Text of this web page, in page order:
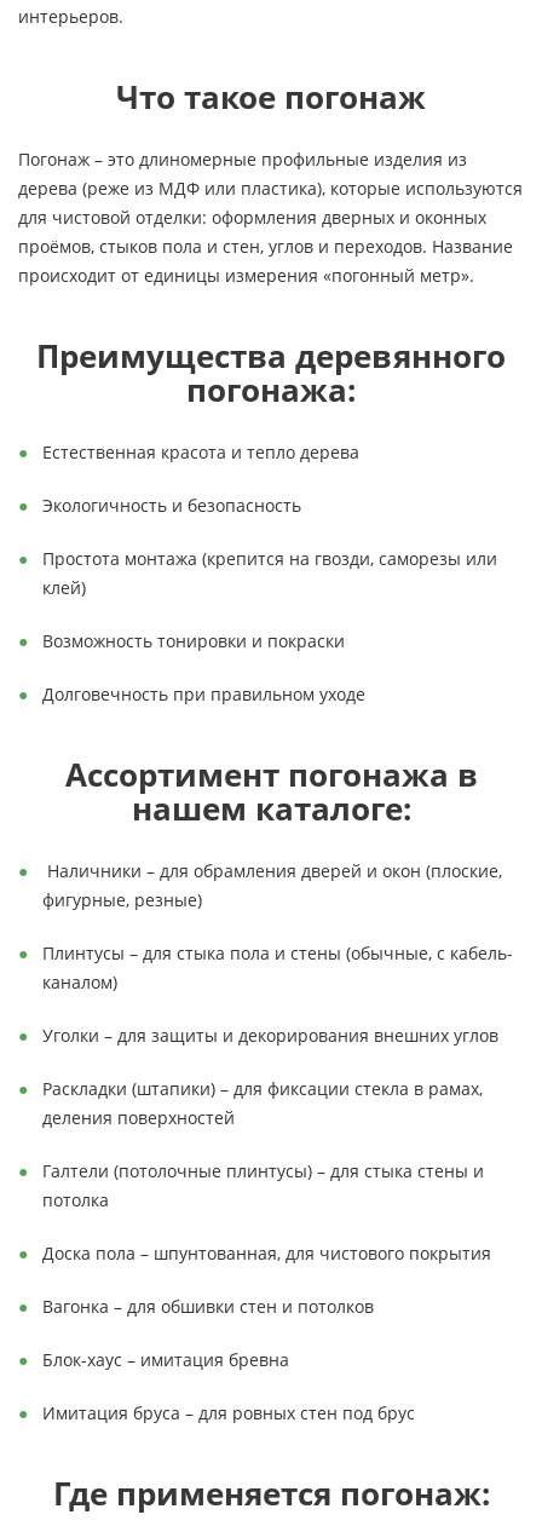
интерьеров.
Что такое погонаж
Погонаж – это длиномерные профильные изделия из
дерева (реже из МДФ или пластика), которые используются
для чистовой отделки: оформления дверных и оконных
проёмов, стыков пола и стен, углов и переходов. Название
происходит от единицы измерения «погонный метр».
Преимущества деревянного
погонажа:
Естественная красота и тепло дерева
Экологичность и безопасность
Простота монтажа (крепится на гвозди, саморезы или
клей)
Возможность тонировки и покраски
Долговечность при правильном уходе
Ассортимент погонажа в
нашем каталоге:
Наличники – для обрамления дверей и окон (плоские,
фигурные, резные)
Плинтусы – для стыка пола и стены (обычные, с кабель-
каналом)
Уголки – для защиты и декорирования внешних углов
Раскладки (штапики) – для фиксации стекла в рамах,
деления поверхностей
Галтели (потолочные плинтусы) – для стыка стены и
потолка
Доска пола – шпунтованная, для чистового покрытия
Вагонка – для обшивки стен и потолков
Блок-хаус – имитация бревна
Имитация бруса – для ровных стен под брус
Где применяется погонаж: